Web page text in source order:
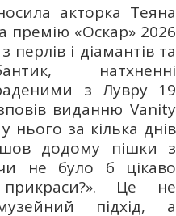
акторка Теяна
премію «Оскар» 2026
перлів і діамантів та
натхненні
з Лувру 19
виданню Vanity
нього за кілька днів
додому пішки з
не було б цікаво
Це не
підхід, а